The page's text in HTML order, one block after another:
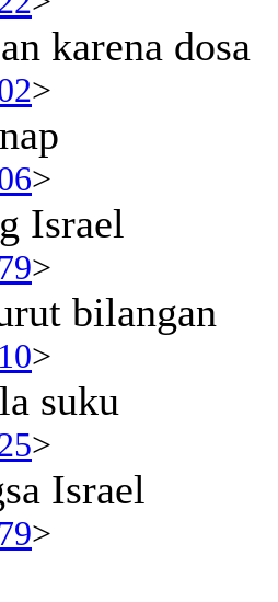
karena dosa
>
>
Israel
>
bilangan
>
suku
>
Israel
>